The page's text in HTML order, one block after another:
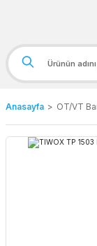
Anasayfa OT/VT